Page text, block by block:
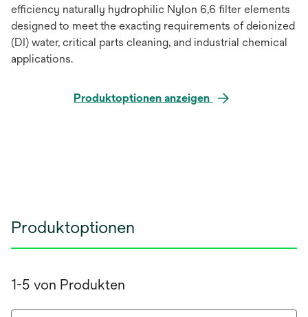
efficiency naturally hydrophilic Nylon 6,6 filter elements
designed to meet the exacting requirements of deionized
(DI) water, critical parts cleaning, and industrial chemical
applications.
Produktoptionen anzeigen
Produktoptionen
1-5 von Produkten